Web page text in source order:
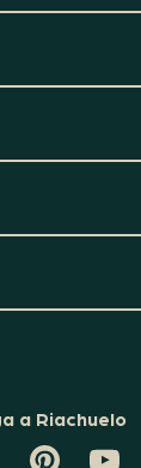
a Riachuelo
CANAL